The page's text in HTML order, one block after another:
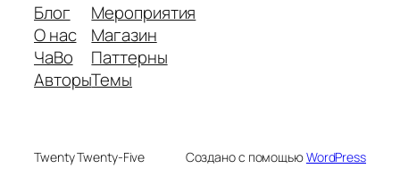
Блог
О нас
ЧаВо
Авторы
Мероприятия
Магазин
Паттерны
Темы
Twenty Twenty-Five Создано с помощьюWordPress